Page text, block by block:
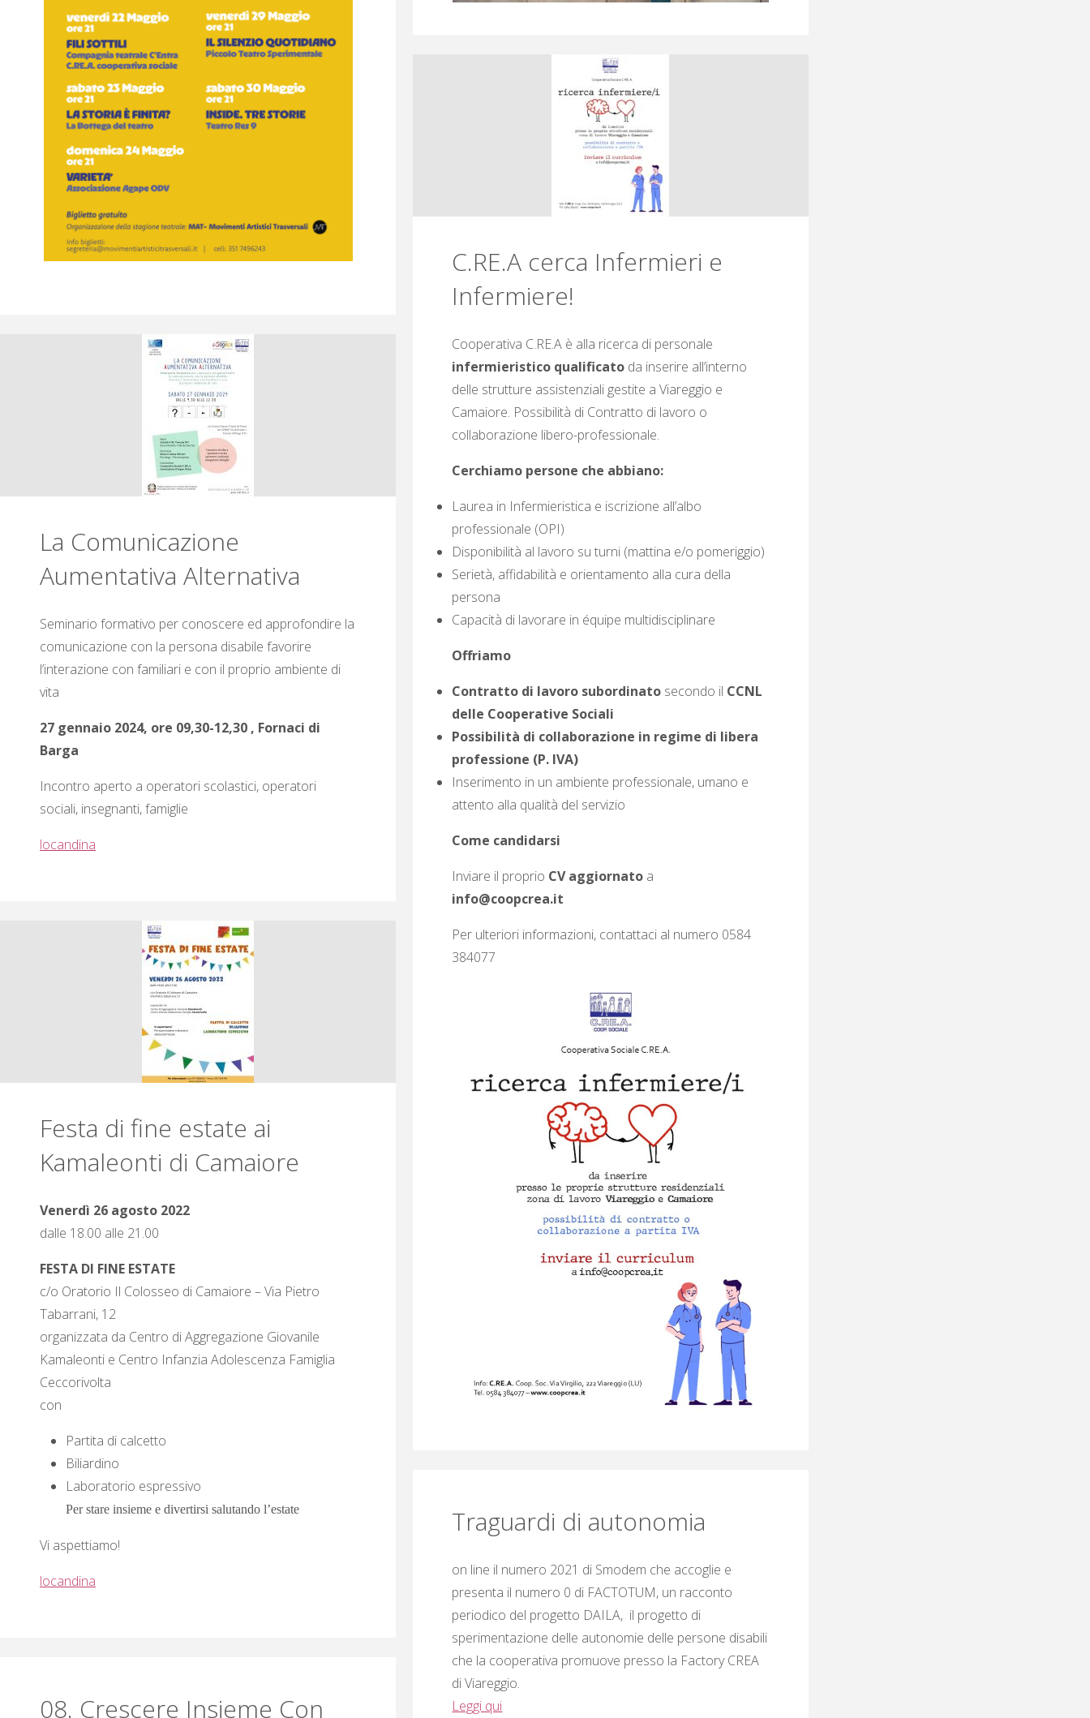
C.RE.A cerca Infermieri e
Infermiere!
Cooperativa C.RE.A è alla ricerca di personale
infermieristico qualificato da inserire all’interno
delle strutture assistenziali gestite a Viareggio e
Camaiore. Possibilità di Contratto di lavoro o
collaborazione libero-professionale.
Cerchiamo persone che abbiano:
Laurea in Infermieristica e iscrizione all’albo
professionale (OPI)
Disponibilità al lavoro su turni (mattina e/o pomeriggio)
Serietà, affidabilità e orientamento alla cura della
persona
Capacità di lavorare in équipe multidisciplinare
Offriamo
Contratto di lavoro subordinato secondo il CCNL
delle Cooperative Sociali
Possibilità di collaborazione in regime di libera
professione (P. IVA)
Inserimento in un ambiente professionale, umano e
attento alla qualità del servizio
Come candidarsi
Inviare il proprio CV aggiornato a
info@coopcrea.it
Per ulteriori informazioni, contattaci al numero 0584
384077
La Comunicazione
Aumentativa Alternativa
Seminario formativo per conoscere ed approfondire la
comunicazione con la persona disabile favorire
l’interazione con familiari e con il proprio ambiente di
vita
27 gennaio 2024, ore 09,30-12,30 , Fornaci di
Barga
Incontro aperto a operatori scolastici, operatori
sociali, insegnanti, famiglie
locandina
Festa di fine estate ai
Kamaleonti di Camaiore
Venerdì 26 agosto 2022
dalle 18.00 alle 21.00
FESTA DI FINE ESTATE
c/o Oratorio Il Colosseo di Camaiore – Via Pietro
Tabarrani, 12
organizzata da Centro di Aggregazione Giovanile
Kamaleonti e Centro Infanzia Adolescenza Famiglia
Ceccorivolta
con
Partita di calcetto
Biliardino
Laboratorio espressivo
Per stare insieme e divertirsi salutando l’estate
Vi aspettiamo!
locandina
Traguardi di autonomia
on line il numero 2021 di Smodem che accoglie e
presenta il numero 0 di FACTOTUM, un racconto
periodico del progetto DAILA, il progetto di
sperimentazione delle autonomie delle persone disabili
che la cooperativa promuove presso la Factory CREA
di Viareggio.
Leggi qui
08. Crescere Insieme Con